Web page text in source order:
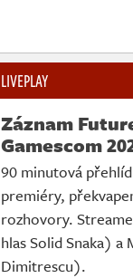
LIVEPLAY
Záznam
Gamescom
90 minutová
premiéry,
rozhovory.
hlas Solid Snaka)
Dimitrescu).